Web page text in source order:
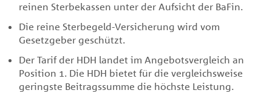
reinen Sterbekassen unter der Aufsicht der BaFin.
Die reine Sterbegeld-Versicherung wird vom
Gesetzgeber geschützt.
Der Tarif der HDH landet im Angebotsvergleich an
Position 1. Die HDH bietet für die vergleichsweise
geringste Beitragssumme die höchste Leistung.